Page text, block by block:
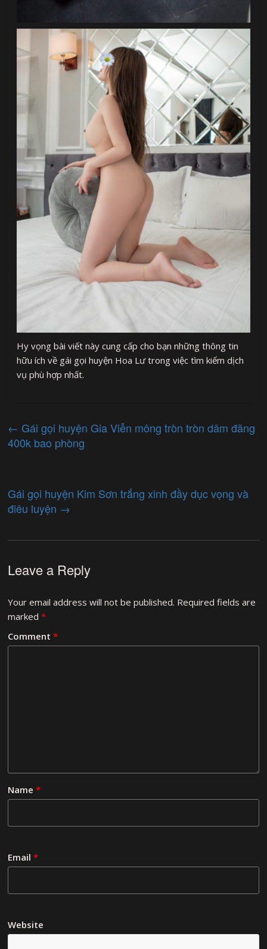
Hy vọng bài viết này cung cấp cho bạn những thông tin
hữu ích về gái gọi huyện Hoa Lư trong việc tìm kiếm dịch
vụ phù hợp nhất.
← Gái gọi huyện Gia Viễn mông tròn tròn dâm đãng
400k bao phòng
Gái gọi huyện Kim Sơn trắng xinh đầy dục vọng và
điêu luyện →
Leave a Reply
Your email address will not be published. Required fields are
marked*
Comment*
Name*
Email*
Website